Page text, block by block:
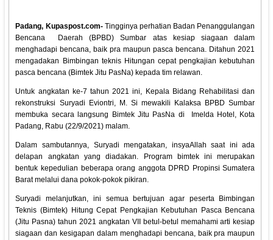
Padang, Kupaspost.com- Tingginya perhatian Badan Penanggulangan
Bencana Daerah (BPBD) Sumbar atas kesiap siagaan dalam
menghadapi bencana, baik pra maupun pasca bencana. Ditahun 2021
mengadakan Bimbingan teknis Hitungan cepat pengkajian kebutuhan
pasca bencana (Bimtek Jitu PasNa) kepada tim relawan.
Untuk angkatan ke-7 tahun 2021 ini, Kepala Bidang Rehabilitasi dan
rekonstruksi Suryadi Eviontri, M. Si mewakili Kalaksa BPBD Sumbar
membuka secara langsung Bimtek Jitu PasNa di Imelda Hotel, Kota
Padang, Rabu (22/9/2021) malam.
Dalam sambutannya, Suryadi mengatakan, insyaAllah saat ini ada
delapan angkatan yang diadakan. Program bimtek ini merupakan
bentuk kepedulian beberapa orang anggota DPRD Propinsi Sumatera
Barat melalui dana pokok-pokok pikiran.
Suryadi melanjutkan, ini semua bertujuan agar peserta Bimbingan
Teknis (Bimtek) Hitung Cepat Pengkajian Kebutuhan Pasca Bencana
(Jitu Pasna) tahun 2021 angkatan VII betul-betul memahami arti kesiap
siagaan dan kesigapan dalam menghadapi bencana, baik pra maupun